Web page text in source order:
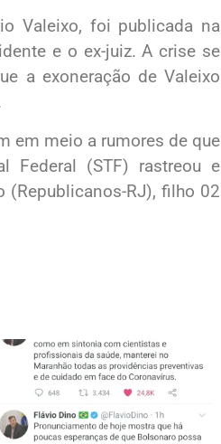
Valeixo, foi publicada na
e o ex-juiz. A crise se
a exoneração de Valeixo
em meio a rumores de que
Federal (STF) rastreou e
(Republicanos-RJ), filho 02